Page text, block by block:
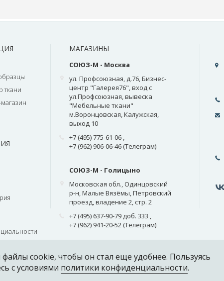
ткани
МАГАЗИНЫ
СОЮЗ-М - Москва
ул. Профсоюзная, д.76, Бизнес-
центр "Галерея76", вход с
ул.Профсоюзная, вывеска
"Мебельные ткани"
м.Воронцовская, Калужская,
выход 10
+7 (495) 775-61-06
+7 (962) 906-06-46 (Телеграм)
СОЮЗ-М - Голицыно
Московская обл., Одинцовский
р-н, Малые Вязёмы, Петровский
проезд, владение 2, стр. 2
+7 (495) 637-90-79 доб. 333
+7 (962) 941-20-52 (Телеграм)
cookie, чтобы он стал еще удобнее. Пользуясь
с условиями политики конфиденциальности.